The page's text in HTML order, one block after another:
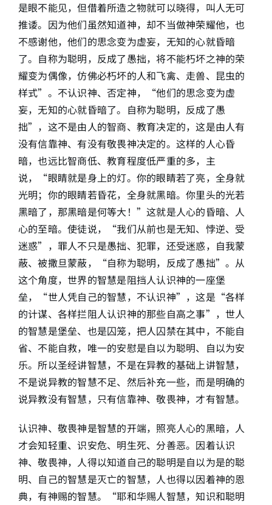
是眼不能见，但借着所造之物就可以晓得，叫人无可
推诿。因为他们虽然知道神，却不当做神荣耀他，也
不感谢他，他们的思念变为虚妄，无知的心就昏暗
了。自称为聪明，反成了愚拙，将不能朽坏之神的荣
耀变为偶像，仿佛必朽坏的人和飞禽、走兽、昆虫的
样式”。不认识神、否定神，“他们的思念变为虚
妄，无知的心就昏暗了。自称为聪明，反成了愚
拙”，这不是由人的智商、教育决定的，这是由人有
没有信靠神、有没有敬畏神决定的。这样的人心昏
暗，也远比智商低、教育程度低严重的多，主
说，“眼睛就是身上的灯。你的眼睛若了亮，全身就
光明；你的眼睛若昏花，全身就黑暗。你里头的光若
黑暗了，那黑暗是何等大！”这就是人心的昏暗、人
心的至暗。使徒说，“我们从前也是无知、悖逆、受
迷惑”，罪人不只是愚拙、犯罪，还受迷惑，自我蒙
蔽、被撒旦蒙蔽，“自称为聪明，反成了愚拙”。从
这个角度，世界的智慧是阻挡人认识神的一座堡
垒，“世人凭自己的智慧，不认识神”，这是“各样
的计谋、各样拦阻人认识神的那些自高之事”，世人
的智慧是堡垒、也是囚笼，把人囚禁在其中，不能自
省、不能自救，唯一的安慰是自以为聪明、自以为安
乐。所以圣经讲智慧，不是在异教的基础上讲智慧，
不是说异教的智慧不足、然后补充一些，而是明确的
说异教没有智慧，只有信靠神、敬畏神，才有智慧。
认识神、敬畏神是智慧的开端，照亮人心的黑暗，人
才会知轻重、识安危、明生死、分善恶。因着认识
神、敬畏神，人得以知道自己的聪明是自以为是的聪
明、自己的智慧是灭亡的智慧，人也得以因着神的恩
典，有神赐的智慧。“耶和华赐人智慧，知识和聪明